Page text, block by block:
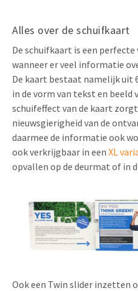
Alles over de schuifkaart
De schuifkaart is een
wanneer er veel informatie
De kaart bestaat namelijk uit
in de vorm van tekst en beeld
schuifeffect van de kaart
nieuwsgierigheid van de
daarmee de informatie ook
ook verkrijgbaar in een XL
opvallen op de deurmat of in
Ook een Twin slider inzetten